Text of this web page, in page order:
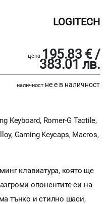
LOGITECH
цена 195.83 € /
383.01 лв.
наличност не е в наличност
Keyboard, Romer-G Tactile,
Gaming Keycaps, Macros,
клавиатура, която ще
опонентите си на
тънко и стилно шаси,